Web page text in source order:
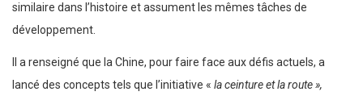
similaire dans l’histoire et assument les mêmes tâches de
développement.
Il a renseigné que la Chine, pour faire face aux défis actuels, a
lancé des concepts tels que l’initiative « la ceinture et la route »,